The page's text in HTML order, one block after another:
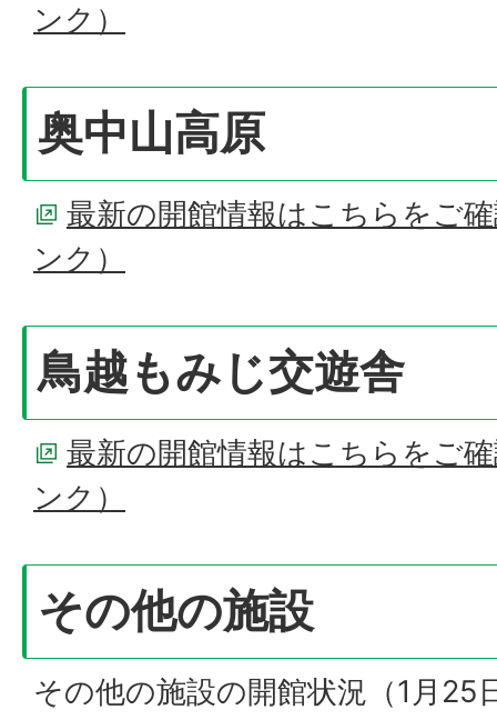
ンク）
奥中山高原
最新の開館情報はこちらをご
ンク）
鳥越もみじ交遊舎
最新の開館情報はこちらをご
ンク）
その他の施設
その他の施設の開館状況（1月25